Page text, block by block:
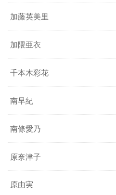
加藤英美里
加隈亜衣
千本木彩花
南早紀
南條愛乃
原奈津子
原由実